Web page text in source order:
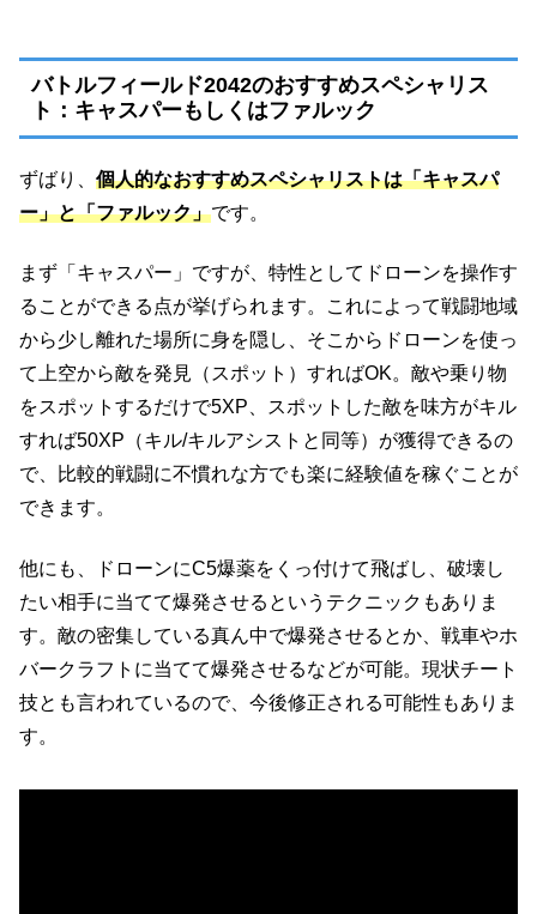
バトルフィールド2042のおすすめスペシャリス
ト：キャスパーもしくはファルック
ずばり、 個人的なおすすめスペシャリストは「キャスパ
ー」と「ファルック」です。
まず「キャスパー」ですが、特性としてドローンを操作す
ることができる点が挙げられます。これによって戦闘地域
から少し離れた場所に身を隠し、そこからドローンを使っ
て上空から敵を発見（スポット）すればOK。敵や乗り物
をスポットするだけで5XP、スポットした敵を味方がキル
すれば50XP（キル/キルアシストと同等）が獲得できるの
で、比較的戦闘に不慣れな方でも楽に経験値を稼ぐことが
できます。
他にも、ドローンにC5爆薬をくっ付けて飛ばし、破壊し
たい相手に当てて爆発させるというテクニックもありま
す。敵の密集している真ん中で爆発させるとか、戦車やホ
バークラフトに当てて爆発させるなどが可能。現状チート
技とも言われているので、今後修正される可能性もありま
す。